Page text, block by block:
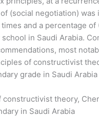
(social negotiation) was
and a percentage of
in Saudi Arabia.
most
of constructivist
grade in Saudi Arabia.
theory,
in Saudi Arabia.